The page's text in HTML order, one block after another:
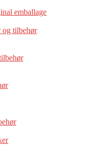
emballage
og tilbehør